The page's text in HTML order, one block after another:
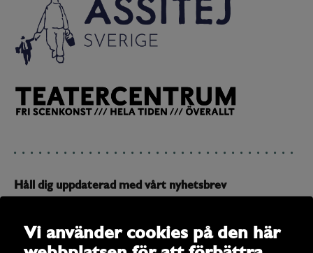
Håll dig uppdaterad med vårt nyhetsbrev
allt som är på gång
Vi använder cookies på den här